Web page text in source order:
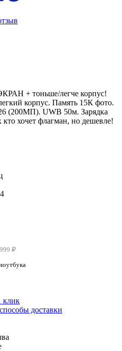
+ тоньше/легче корпус!
корпус. Память 15К фото.
(200МП). UWB 50м. Зарядка
хочет флагман, но дешевле!
₽
клик
доставки